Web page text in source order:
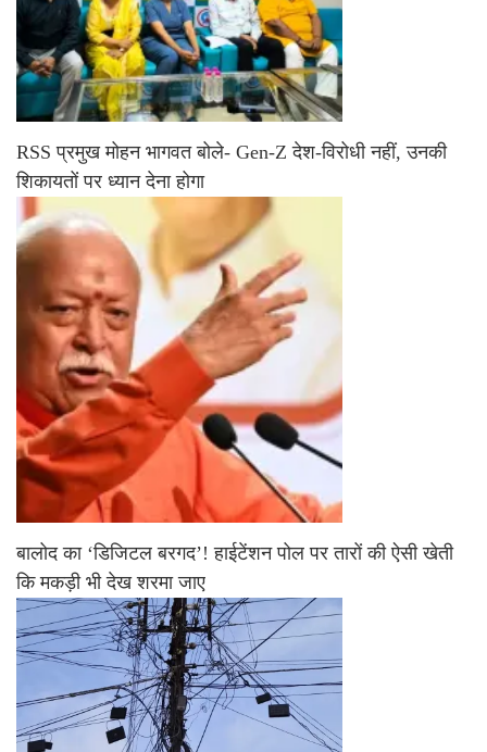
RSS प्रमुख मोहन भागवत बोले- Gen-Z देश-विरोधी नहीं, उनकी
शिकायतों पर ध्यान देना होगा
बालोद का ‘डिजिटल बरगद’! हाईटेंशन पोल पर तारों की ऐसी खेती
कि मकड़ी भी देख शरमा जाए